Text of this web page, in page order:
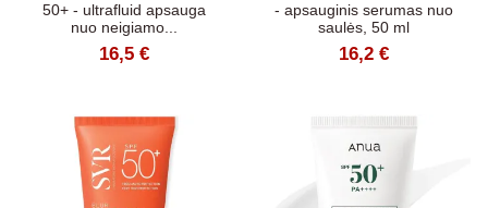
50+ - ultrafluid apsauga
nuo neigiamo...
16,5 €
- apsauginis serumas nuo
saulės, 50 ml
16,2 €